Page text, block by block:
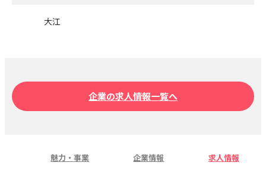
大江
企業の求人情報一覧へ
魅力・事業 企業情報 求人情報